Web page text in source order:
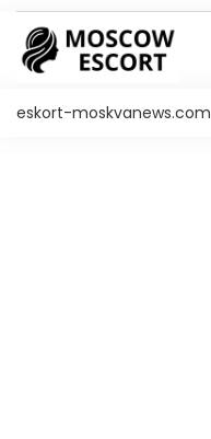
eskort-moskvanews.com